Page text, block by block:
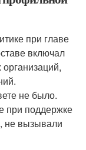
при главе
включал
не было.
при поддержке
не вызывали